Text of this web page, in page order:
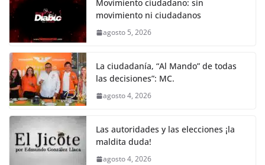
Movimiento ciudadano: sin
movimiento ni ciudadanos
agosto 5, 2026
La ciudadanía, “Al Mando” de todas
las decisiones”: MC.
agosto 4, 2026
Las autoridades y las elecciones ¡la
maldita duda!
agosto 4, 2026